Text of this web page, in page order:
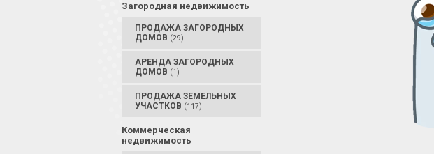
Загородная недвижимость
ПРОДАЖА ЗАГОРОДНЫХ
ДОМОВ (29)
АРЕНДА ЗАГОРОДНЫХ
ДОМОВ (1)
ПРОДАЖА ЗЕМЕЛЬНЫХ
УЧАСТКОВ (117)
Коммерческая
недвижимость